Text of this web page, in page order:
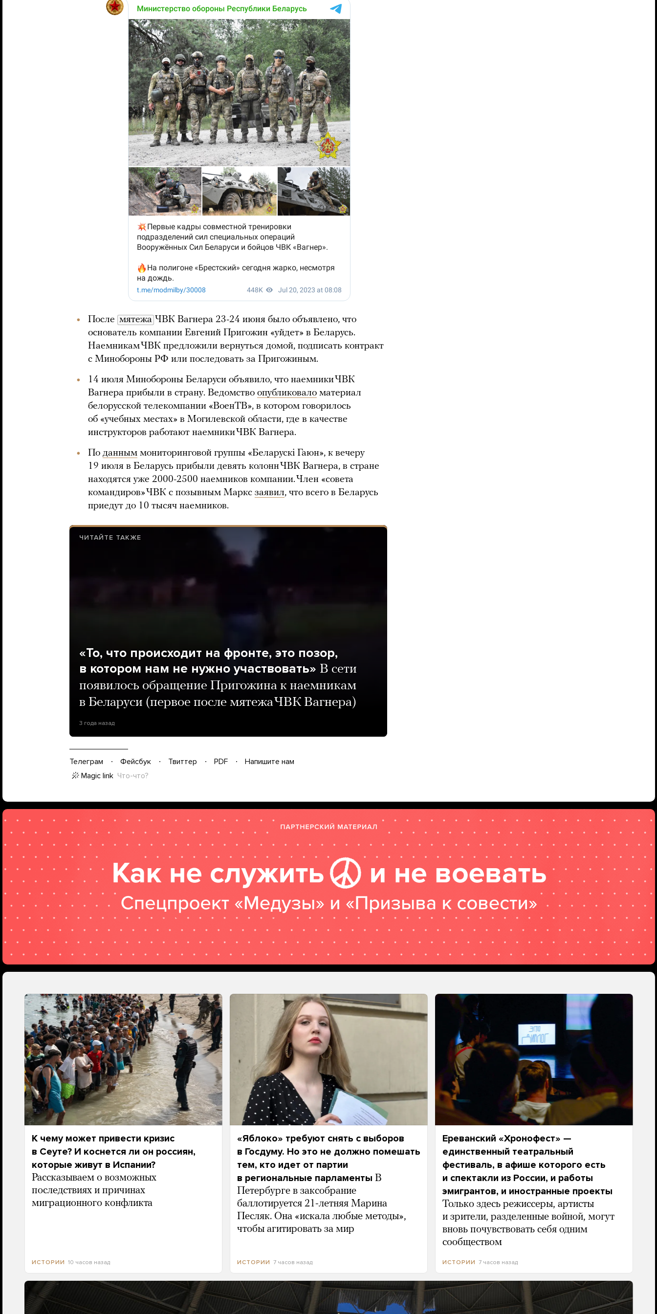
После мятежа ЧВК Вагнера 23-24 июня было объявлено, что
основатель компании Евгений Пригожин «уйдет» в Беларусь.
Наемникам ЧВК предложили вернуться домой, подписать контракт
с Минобороны РФ или последовать за Пригожиным.
14 июля Минобороны Беларуси объявило, что наемники ЧВК
Вагнера прибыли в страну. Ведомство опубликовало материал
белорусской телекомпании «ВоенТВ», в котором говорилось
об «учебных местах» в Могилевской области, где в качестве
инструкторов работают наемники ЧВК Вагнера.
По данным мониторинговой группы «Беларускі Гаюн», к вечеру
19 июля в Беларусь прибыли девять колонн ЧВК Вагнера, в стране
находятся уже 2000-2500 наемников компании. Член «совета
командиров» ЧВК с позывным Маркс заявил, что всего в Беларусь
приедут до 10 тысяч наемников.
ЧИТАЙТЕ ТАКЖЕ
«То, что происходит на фронте, это позор,
в котором нам не нужно участвовать» В сети
появилось обращение Пригожина к наемникам
в Беларуси (первое после мятежа ЧВК Вагнера)
3 года назад
Телеграм Фейсбук Твиттер PDF
Напишите нам
Magic link Что-что?
К чему может привести кризис
в Сеуте? И коснется ли он россиян,
которые живут в Испании?
Рассказываем о возможных
последствиях и причинах
миграционного конфликта
ИСТОРИИ 10 часов назад
«Яблоко» требуют снять с выборов
в Госдуму. Но это не должно помешать
тем, кто идет от партии
в региональные парламенты В
Петербурге в заксобрание
баллотируется 21-летняя Марина
Песляк. Она «искала любые методы»,
чтобы агитировать за мир
ИСТОРИИ 7 часов назад
Ереванский «Хронофест» —
единственный театральный
фестиваль, в афише которого есть
и спектакли из России, и работы
эмигрантов, и иностранные проекты
Только здесь режиссеры, артисты
и зрители, разделенные войной, могут
вновь почувствовать себя одним
сообществом
ИСТОРИИ 7 часов назад